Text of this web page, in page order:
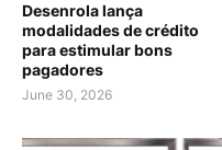
Desenrola lança
modalidades de crédito
para estimular bons
pagadores
June 30, 2026